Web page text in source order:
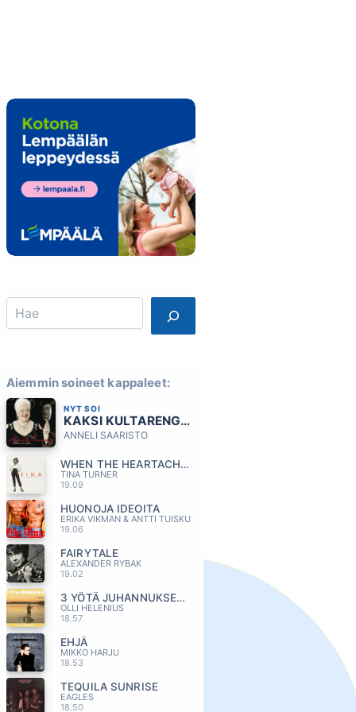
Search
Aiemmin soineet kappaleet:
NYT SOI
KAKSI KULTARENGASTA
ANNELI SAARISTO
WHEN THE HEARTACHE IS OVER
TINA TURNER
19.09
HUONOJA IDEOITA
ERIKA VIKMAN & ANTTI TUISKU
19.06
FAIRYTALE
ALEXANDER RYBAK
19.02
3 YÖTÄ JUHANNUKSEEN
OLLI HELENIUS
18.57
EHJÄ
MIKKO HARJU
18.53
TEQUILA SUNRISE
EAGLES
18.50